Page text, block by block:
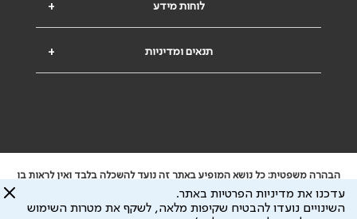
+ לוחות מידע
+ תנאים ומדיניות
הבהרה משפטית: כל נושא המופיע באתר זה נועד להשכלה בלבד ואין לראות בו
ייעוץ רפואי או משפטי. אין הר"י אחראית לתוכן המתפרסם באתר זה ולכל נזק
שעלול להיגרם.
עדכנו את מדיניות הפרטיות באתר.
השינויים נועדו להבטיח שקיפות מלאה, לשקף את מטרות השימוש